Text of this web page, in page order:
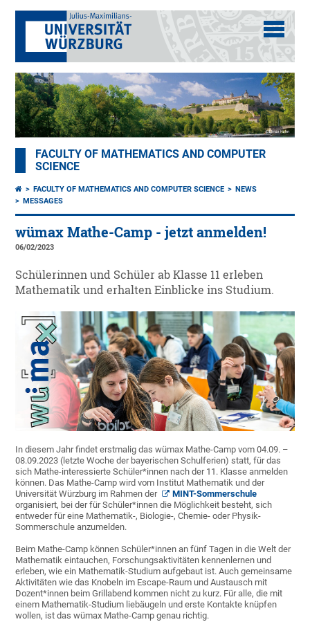
FACULTY OF MATHEMATICS AND COMPUTER
SCIENCE
FACULTY OF MATHEMATICS AND COMPUTER SCIENCE
NEWS
MESSAGES
wümax Mathe-Camp - jetzt anmelden!
06/02/2023
Schülerinnen und Schüler ab Klasse 11 erleben
Mathematik und erhalten Einblicke ins Studium.
In diesem Jahr findet erstmalig das wümax Mathe-Camp vom 04.09. –
08.09.2023 (letzte Woche der bayerischen Schulferien) statt, für das
sich Mathe-interessierte Schüler*innen nach der 11. Klasse anmelden
können. Das Mathe-Camp wird vom Institut Mathematik und der
Universität Würzburg im Rahmen der
MINT-Sommerschule
organisiert, bei der für Schüler*innen die Möglichkeit besteht, sich
entweder für eine Mathematik-, Biologie-, Chemie- oder Physik-
Sommerschule anzumelden.
Beim Mathe-Camp können Schüler*innen an fünf Tagen in die Welt der
Mathematik eintauchen, Forschungsaktivitäten kennenlernen und
erleben, wie ein Mathematik-Studium aufgebaut ist. Auch gemeinsame
Aktivitäten wie das Knobeln im Escape-Raum und Austausch mit
Dozent*innen beim Grillabend kommen nicht zu kurz. Für alle, die mit
einem Mathematik-Studium liebäugeln und erste Kontakte knüpfen
wollen, ist das wümax Mathe-Camp genau richtig.